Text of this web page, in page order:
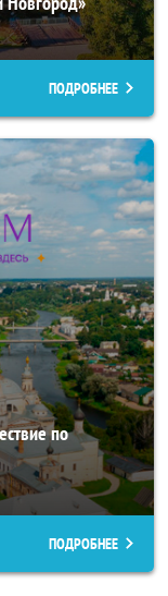
ПОДРОБНЕЕ
по
ПОДРОБНЕЕ